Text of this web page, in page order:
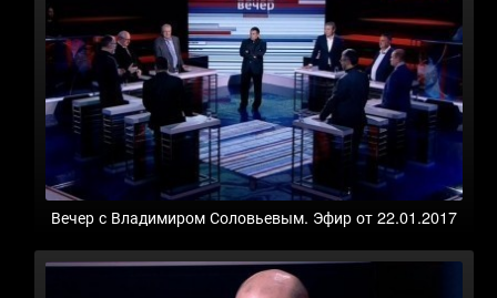
Вечер с Владимиром Соловьевым. Эфир от 22.01.2017